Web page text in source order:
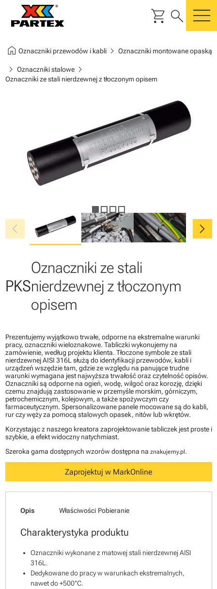
shopping_cart search
home Oznaczniki przewodów i kablichevron_right Oznaczniki montowane opaską
chevron_right Oznaczniki stalowechevron_right
Oznaczniki ze stali nierdzewnej z tłoczonym opisem
chevron_left chevron_right
PKS
Oznaczniki ze stali
nierdzewnej z tłoczonym
opisem
Prezentujemy wyjątkowo trwałe, odporne na ekstremalne warunki
pracy, oznaczniki wieloznakowe. Tabliczki wykonujemy na
zamówienie, według projektu klienta. Tłoczone symbole ze stali
nierdzewnej AISI 316L służą do identyfikacji przewodów, kabli i
urządzeń wszędzie tam, gdzie ze względu na panujące trudne
warunki wymagana jest najwyższa trwałość oraz czytelność opisów.
Oznaczniki są odporne na ogień, wodę, wilgoć oraz korozję, dzięki
czemu znajdują zastosowanie w przemyśle morskim, górniczym,
petrochemicznym, kolejowym, a także spożywczym czy
farmaceutycznym. Spersonalizowane panele mocowane są do kabli,
rur czy węży za pomocą stalowych opasek, nitów lub wkrętów.
Korzystając z naszego kreatora zaprojektowanie tabliczek jest proste i
szybkie, a efekt widoczny natychmiast.
Szeroka gama dostępnych wzorów dostępna na znakujemy.pl .
Zaprojektuj w MarkOnline
Opis Właściwości Pobieranie
Charakterystyka produktu
Oznaczniki wykonane z matowej stali nierdzewnej AISI
316L.
Dedykowane do pracy w warunkach ekstremalnych,
nawet do +500°C.